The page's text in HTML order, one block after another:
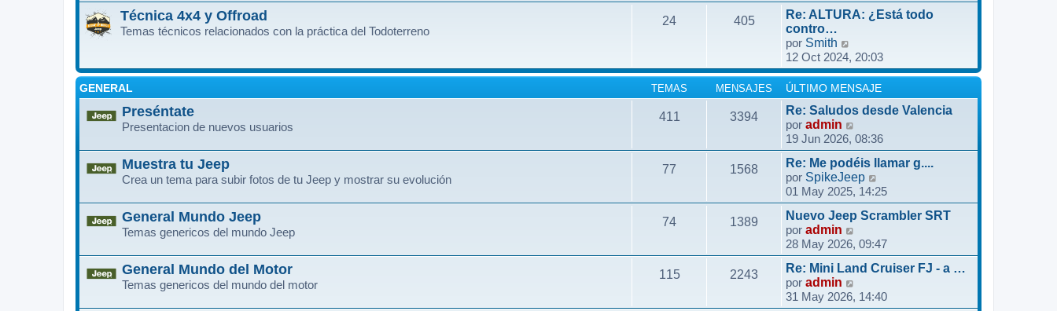
o
n
s
a
j
e
r
ú
t
i
m
o
m
n
s
a
j
e
Técnica 4x4 y Offroad
Temas técnicos relacionados con la práctica del Todoterreno
24 405
Re: ALTURA: ¿Está todo
contro…
por Smith
e
r
ú
l
t
i
m
o
m
e
n
s
a
j
e
12 Oct 2024, 20:03
GENERAL TEMAS MENSAJES ÚLTIMO MENSAJE
Preséntate
Presentacion de nuevos usuarios
411 3394
Re: Saludos desde Valencia
por admin
e
r
ú
l
t
i
o
m
e
s
19 Jun 2026, 08:36
Muestra tu Jeep
Crea un tema para subir fotos de tu Jeep y mostrar su evolución
77 1568
Re: Me podéis llamar g....
por SpikeJeep
e
r
ú
l
t
i
o
01 May 2025, 14:25
General Mundo Jeep
Temas genericos del mundo Jeep
74 1389
Nuevo Jeep Scrambler SRT
por admin
e
r
ú
t
28 May 2026, 09:47
General Mundo del Motor
Temas genericos del mundo del motor
115 2243
Re: Mini Land Cruiser FJ - a …
por admin
e
31 May 2026, 14:40